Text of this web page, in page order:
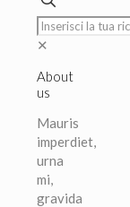
✕
About
us
Mauris
imperdiet,
urna
mi,
gravida